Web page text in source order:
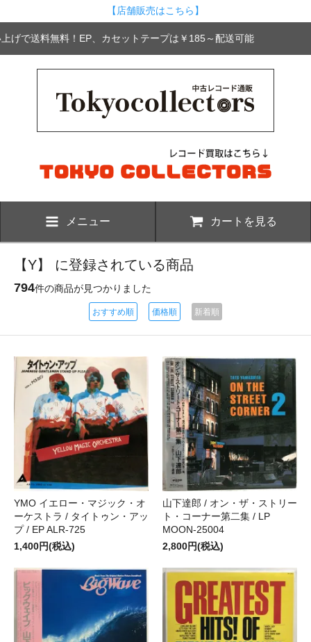
【店舗販売はこちら】
げで送料無料！EP、カセットテープは￥185～配送可能
メニュー カートを見る
【Y】 に登録されている商品
794件の商品が見つかりました
おすすめ順 価格順 新着順
YMO イエロー・マジック・オ
ーケストラ / タイトゥン・アッ
プ / EP ALR-725
1,400円(税込)
山下達郎 / オン・ザ・ストリー
ト・コーナー第二集 / LP
MOON-25004
2,800円(税込)